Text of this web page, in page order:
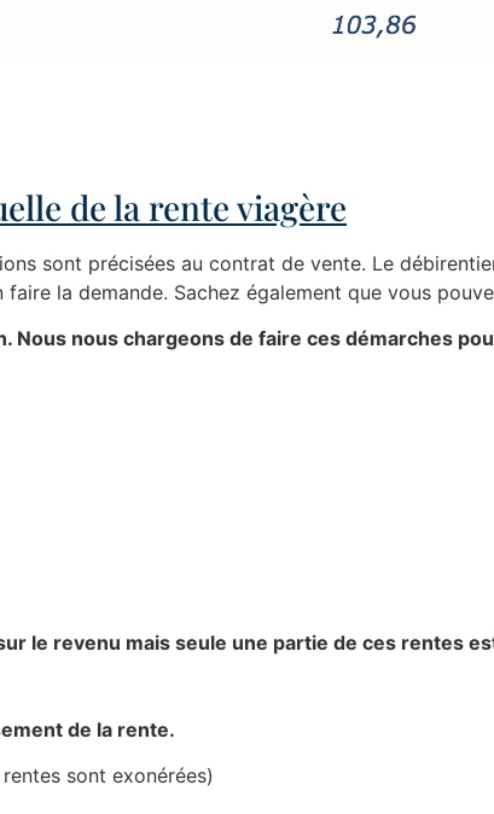
de la rente viagère
sont précisées au contrat de vente. Le débirentier
la demande. Sachez également que vous
nous chargeons de faire ces démarches
le revenu mais seule une partie de ces rentes
de la rente.
sont exonérées)